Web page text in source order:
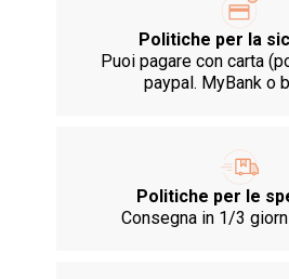
Politiche per la
Puoi pagare con carta
paypal. MyBank o
Politiche per le
Consegna in 1/3